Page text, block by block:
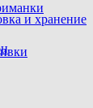
и хранение